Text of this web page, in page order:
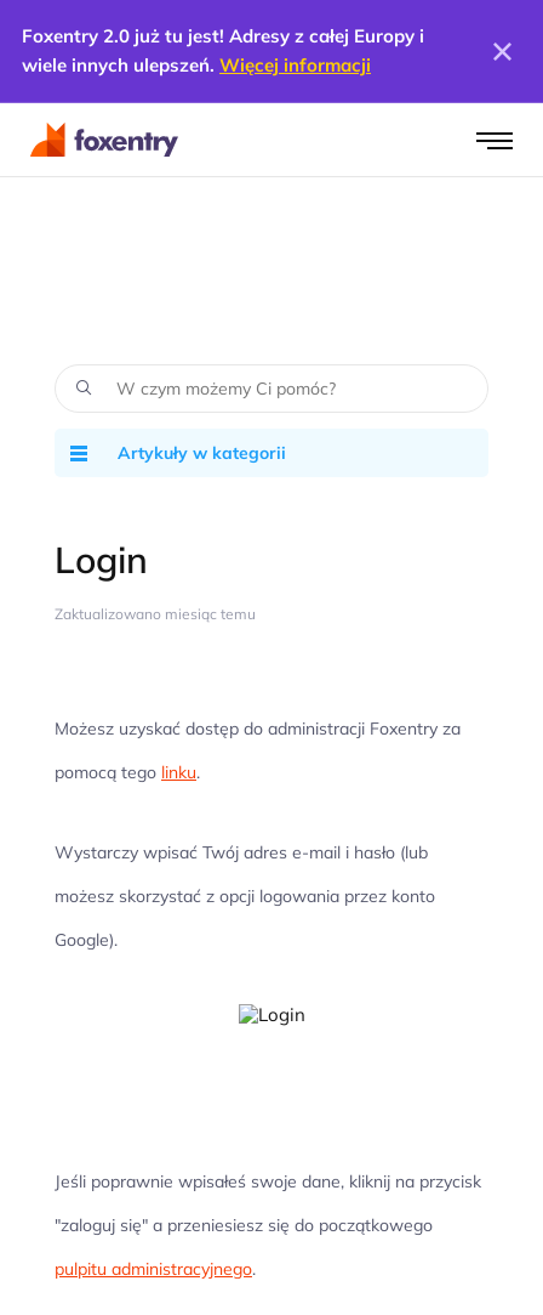
Foxentry 2.0 już tu jest! Adresy z całej Europy i
wiele innych ulepszeń. Więcej informacji
Artykuły w kategorii
Login
Zaktualizowano miesiąc temu
Możesz uzyskać dostęp do administracji Foxentry za
pomocą tego linku.
Wystarczy wpisać Twój adres e-mail i hasło (lub
możesz skorzystać z opcji logowania przez konto
Google).
Jeśli poprawnie wpisałeś swoje dane, kliknij na przycisk
"zaloguj się" a przeniesiesz się do początkowego
pulpitu administracyjnego.